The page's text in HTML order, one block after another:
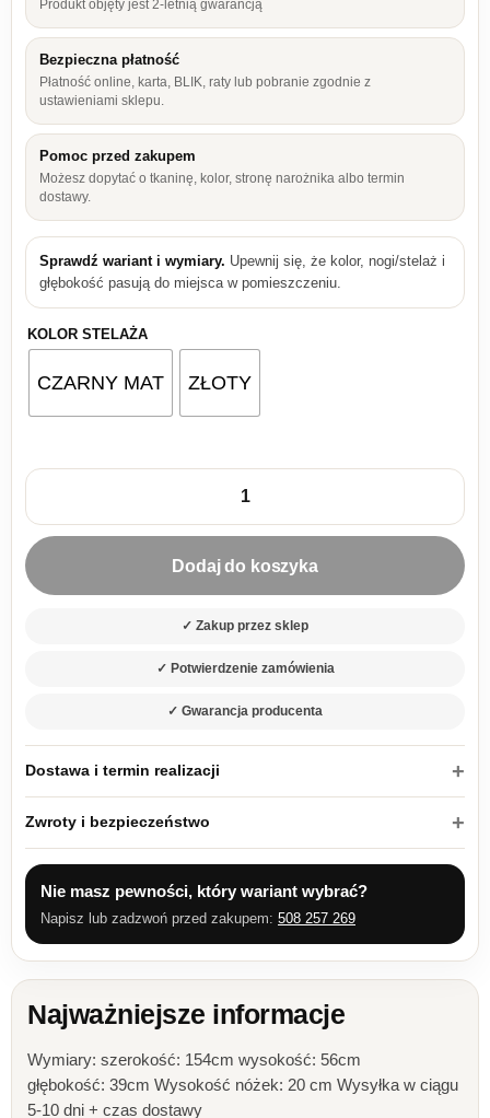
Produkt objęty jest 2-letnią gwarancją
Bezpieczna płatność
Płatność online, karta, BLIK, raty lub pobranie zgodnie z
ustawieniami sklepu.
Pomoc przed zakupem
Możesz dopytać o tkaninę, kolor, stronę narożnika albo termin
dostawy.
Sprawdź wariant i wymiary. Upewnij się, że kolor, nogi/stelaż i
głębokość pasują do miejsca w pomieszczeniu.
KOLOR STELAŻA
CZARNY MAT ZŁOTY
ilość Stolik RTV Nova 154 zielony
Dodaj do koszyka
✓ Zakup przez sklep
✓ Potwierdzenie zamówienia
✓ Gwarancja producenta
Dostawa i termin realizacji
Zwroty i bezpieczeństwo
Nie masz pewności, który wariant wybrać?
Napisz lub zadzwoń przed zakupem: 508 257 269
Najważniejsze informacje
Wymiary: szerokość: 154cm wysokość: 56cm
głębokość: 39cm Wysokość nóżek: 20 cm Wysyłka w ciągu
5-10 dni + czas dostawy